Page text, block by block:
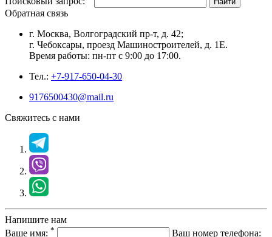
Обратная связь
г. Москва, Волгоградский пр-т, д. 42;
г. Чебоксары, проезд Машиностроителей, д. 1Е.
Время работы: пн-пт с 9:00 до 17:00.
Тел.: +7-917-650-04-30
9176500430@mail.ru
Свяжитесь с нами
Напишите нам
Ваше имя: * Ваш номер телефона: